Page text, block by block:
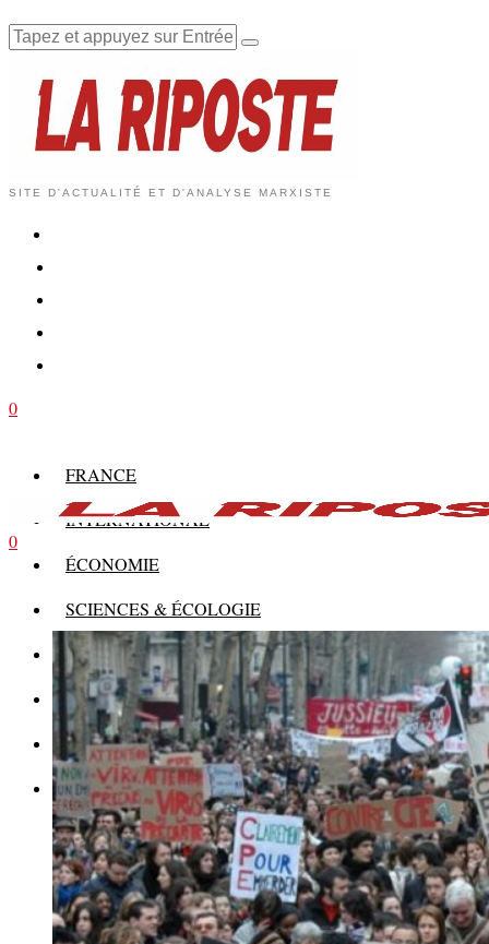
SITE D'ACTUALITÉ ET D'ANALYSE MARXISTE
0
FRANCE
INTERNATIONAL
ÉCONOMIE
SCIENCES & ÉCOLOGIE
HISTOIRE
THÉORIE
CULTURE
MULTIMÉDIAS
0